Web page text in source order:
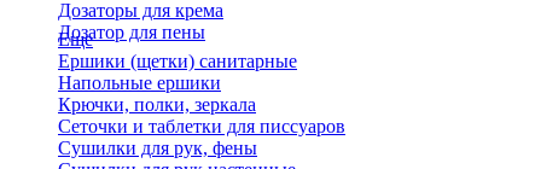
Дозаторы для крема
Дозатор для пены
Еще
Ершики (щетки) санитарные
Напольные ершики
Крючки, полки, зеркала
Сеточки и таблетки для писсуаров
Сушилки для рук, фены